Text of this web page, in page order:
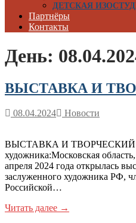
ДЕТСКАЯ
Партнёры
Контакты
День:
ВЫСТАВКА И
08.04.2024 Новости
ВЫСТАВКА И ТВОРЧЕСКИЙ
художника:Московская
апреля 2024 года открылась
заслуженного художника РФ,
Российской…
Читать далее →